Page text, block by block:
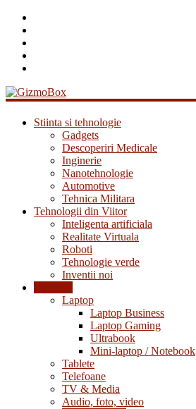
GizmoBox
Stiinta si tehnologie
Gadgets
Descoperiri Medicale
Inginerie
Nanotehnologie
Automotive
Tehnica Militara
Tehnologii din Viitor
Inteligenta artificiala
Realitate Virtuala
Roboti
Tehnologie verde
Inventii noi
Laptop
Laptop Business
Laptop Gaming
Ultrabook
Mini-laptop / Notebook
Tablete
Telefoane
TV & Media
Audio, foto, video